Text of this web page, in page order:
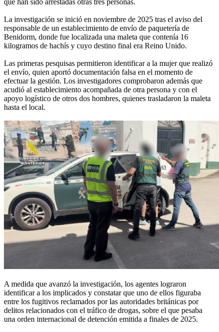
que han sido arrestadas otras tres personas.
La investigación se inició en noviembre de 2025 tras el aviso del
responsable de un establecimiento de envío de paquetería de
Benidorm, donde fue localizada una maleta que contenía 16
kilogramos de hachís y cuyo destino final era Reino Unido.
Las primeras pesquisas permitieron identificar a la mujer que realizó
el envío, quien aportó documentación falsa en el momento de
efectuar la gestión. Los investigadores comprobaron además que
acudió al establecimiento acompañada de otra persona y con el
apoyo logístico de otros dos hombres, quienes trasladaron la maleta
hasta el local.
A medida que avanzó la investigación, los agentes lograron
identificar a los implicados y constatar que uno de ellos figuraba
entre los fugitivos reclamados por las autoridades británicas por
delitos relacionados con el tráfico de drogas, sobre el que pesaba
una orden internacional de detención emitida a finales de 2025.